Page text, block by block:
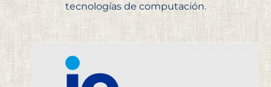
tecnologías de computación.